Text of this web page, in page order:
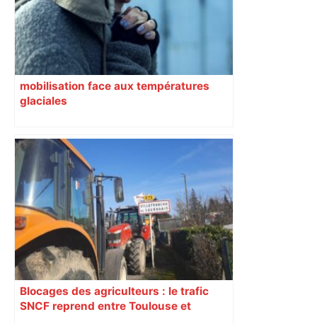
mobilisation face aux températures
glaciales
Blocages des agriculteurs : le trafic
SNCF reprend entre Toulouse et